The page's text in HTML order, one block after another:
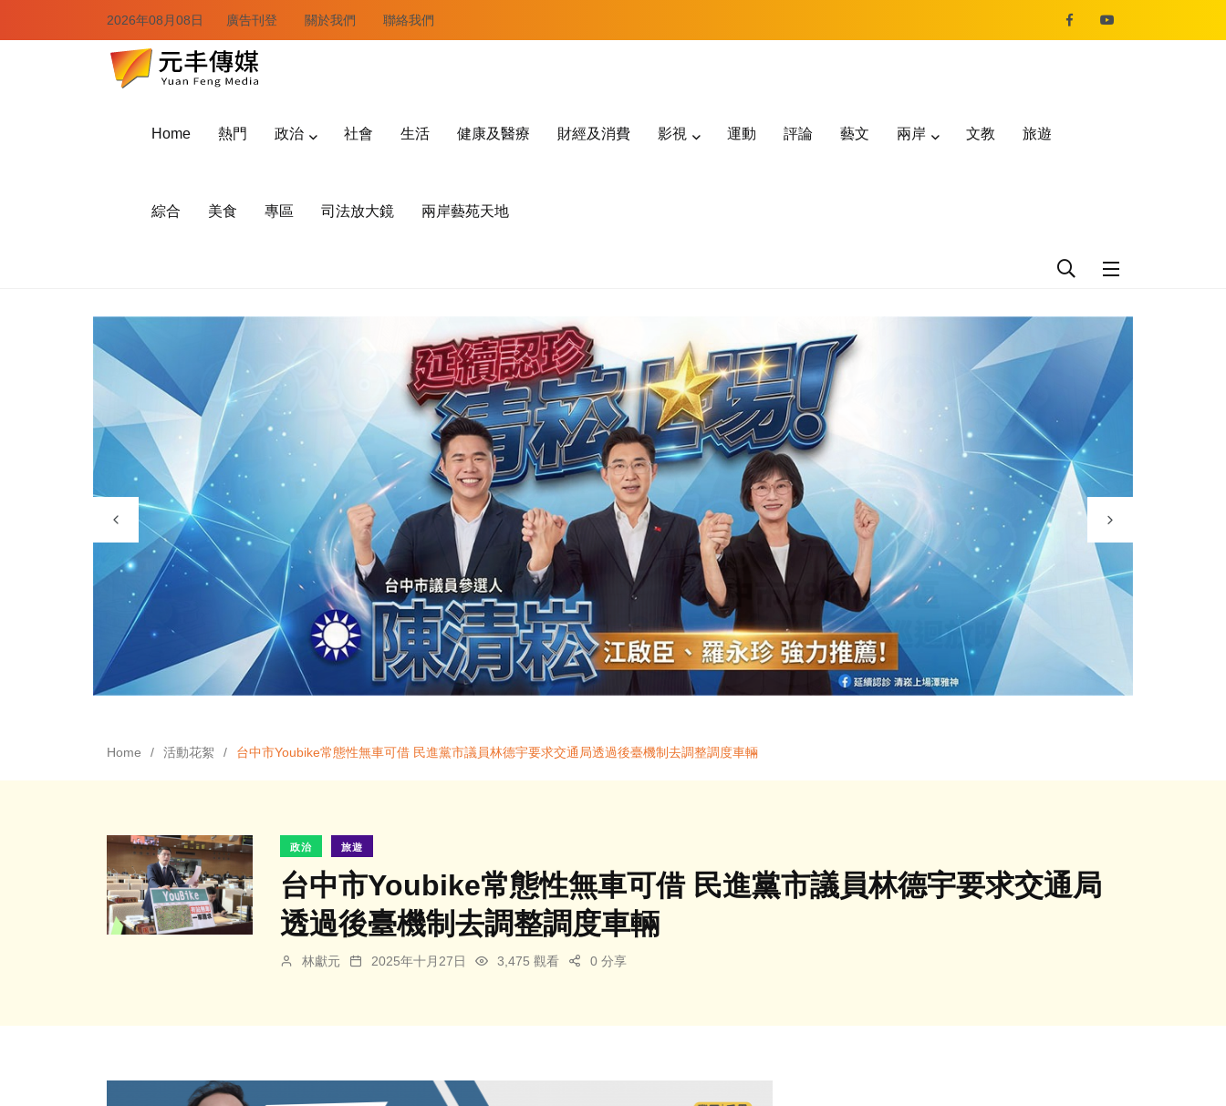
2026年08月08日 廣告刊登 關於我們 聯絡我們
Home 熱門 政治 社會 生活 健康及醫療 財經及消費 影視 運動 評論 藝文 兩岸 文教 旅遊
綜合 美食 專區 司法放大鏡 兩岸藝苑天地
Home 活動花絮 台中市Youbike常態性無車可借 民進黨市議員林德宇要求交通局透過後臺機制去調整調度車輛
政治 旅遊
台中市Youbike常態性無車可借 民進黨市議員林德宇要求交通局
透過後臺機制去調整調度車輛
林獻元 2025年十月27日 3,475 觀看 0 分享